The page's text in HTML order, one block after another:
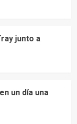
junto a
un día una